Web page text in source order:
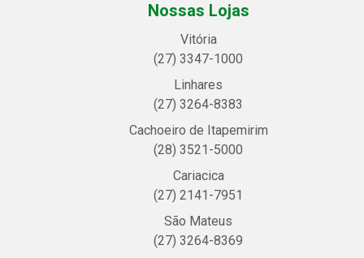
Nossas Lojas
Vitória
(27) 3347-1000
Linhares
(27) 3264-8383
Cachoeiro de Itapemirim
(28) 3521-5000
Cariacica
(27) 2141-7951
São Mateus
(27) 3264-8369